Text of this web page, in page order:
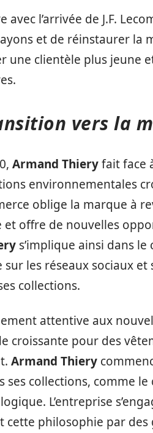
l’arrivée de J.F.
et de réinstaurer la
clientèle plus jeune
vers la
Armand Thieryfait face
environnementales
oblige la marque à
et offre de nouvelles
s’implique ainsi dans
les réseaux sociaux
collections.
attentive aux
croissante pour des
Armand Thiery
ses collections, comme
L’entreprise
philosophie par des